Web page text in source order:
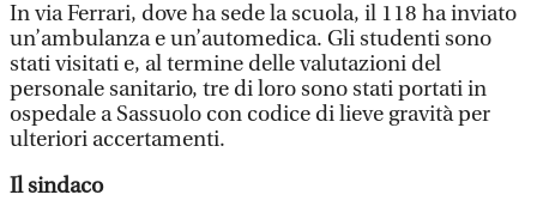
In via Ferrari, dove ha sede la scuola, il 118 ha inviato
un’ambulanza e un’automedica. Gli studenti sono
stati visitati e, al termine delle valutazioni del
personale sanitario, tre di loro sono stati portati in
ospedale a Sassuolo con codice di lieve gravità per
ulteriori accertamenti.
Il sindaco